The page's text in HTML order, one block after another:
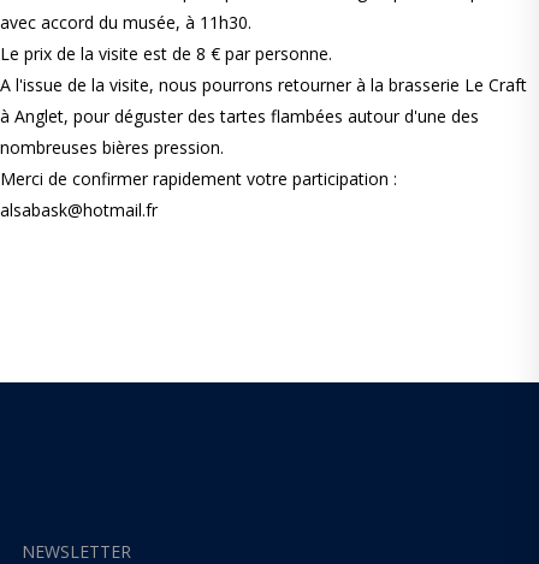
avec accord du musée, à 11h30.
Le prix de la visite est de 8 € par personne.
A l'issue de la visite, nous pourrons retourner à la brasserie Le Craft
à Anglet, pour déguster des tartes flambées autour d'une des
nombreuses bières pression.
Merci de confirmer rapidement votre participation :
alsabask@hotmail.fr
NEWSLETTER